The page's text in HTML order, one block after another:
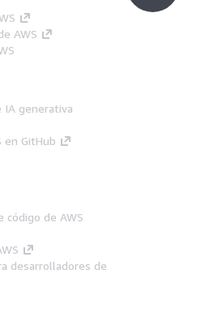
AWS
IA generativa
en GitHub
código de AWS
desarrolladores de